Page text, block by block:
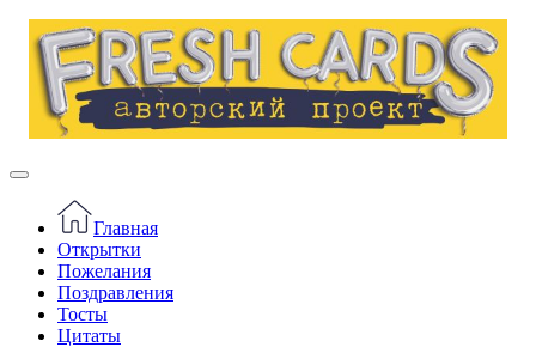
Главная
Открытки
Пожелания
Поздравления
Тосты
Цитаты